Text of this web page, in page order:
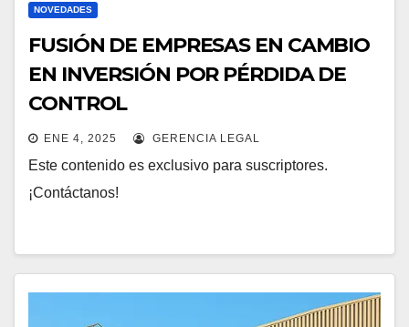
NOVEDADES
FUSIÓN DE EMPRESAS EN CAMBIO
EN INVERSIÓN POR PÉRDIDA DE
CONTROL
ENE 4, 2025 GERENCIA LEGAL
Este contenido es exclusivo para suscriptores.
¡Contáctanos!